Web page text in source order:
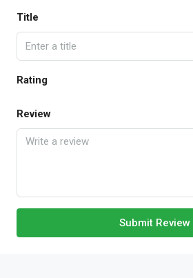
Title
Rating
Review
Submit Review